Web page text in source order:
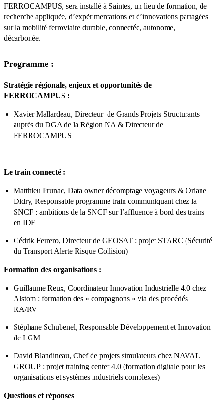
FERROCAMPUS, sera installé à Saintes, un lieu de formation, de
recherche appliquée, d’expérimentations et d’innovations partagées
sur la mobilité ferroviaire durable, connectée, autonome,
décarbonée.
Programme :
Stratégie régionale, enjeux et opportunités de
FERROCAMPUS :
Xavier Mallardeau, Directeur de Grands Projets Structurants
auprès du DGA de la Région NA & Directeur de
FERROCAMPUS
Le train connecté :
Matthieu Prunac, Data owner décomptage voyageurs & Oriane
Didry, Responsable programme train communiquant chez la
SNCF : ambitions de la SNCF sur l’affluence à bord des trains
en IDF
Cédrik Ferrero, Directeur de GEOSAT : projet STARC (Sécurité
du Transport Alerte Risque Collision)
Formation des organisations :
Guillaume Reux, Coordinateur Innovation Industrielle 4.0 chez
Alstom : formation des « compagnons » via des procédés
RA/RV
Stéphane Schubenel, Responsable Développement et Innovation
de LGM
David Blandineau, Chef de projets simulateurs chez NAVAL
GROUP : projet training center 4.0 (formation digitale pour les
organisations et systèmes industriels complexes)
Questions et réponses